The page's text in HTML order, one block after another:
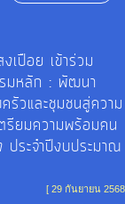
เปือย เข้าร่วม
มหลัก : พัฒนา
วและชุมชนสู่ความ
รียมความพร้อมคน
ระจำปีงบประมาณ
[ 29 กันยายน